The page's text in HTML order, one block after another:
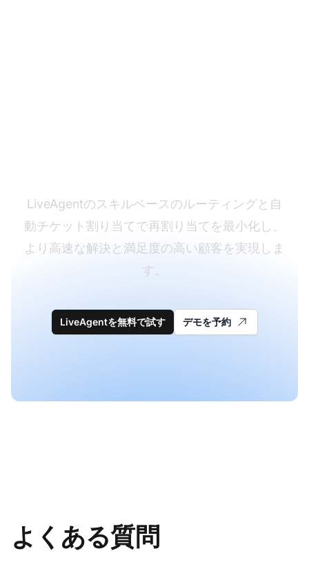
LiveAgentのスキルベースのルーティングと自
動チケット割り当てで再割り当てを最小化し、
より高速な解決と満足度の高い顧客を実現しま
す。
LiveAgentを無料で試す デモを予約
よくある質問